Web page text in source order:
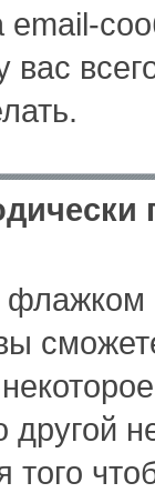
вас
флажком
другой
того